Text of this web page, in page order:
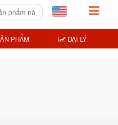
PHẨM ĐẠI LÝ